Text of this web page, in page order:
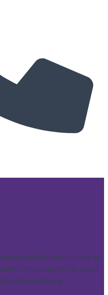
global connections to
and importers to reach
and seamlessly